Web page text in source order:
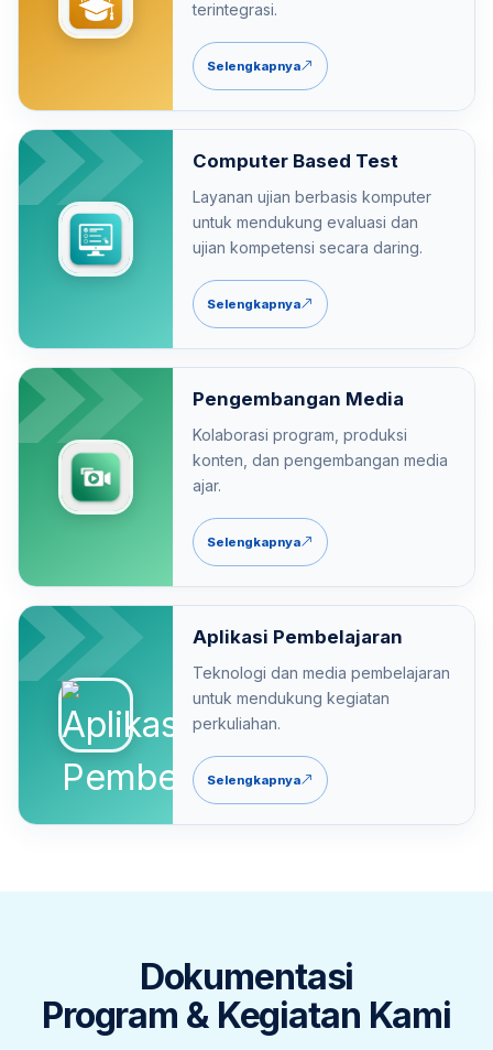
terintegrasi.
Selengkapnya
Computer Based Test
Layanan ujian berbasis komputer
untuk mendukung evaluasi dan
ujian kompetensi secara daring.
Selengkapnya
Pengembangan Media
Kolaborasi program, produksi
konten, dan pengembangan media
ajar.
Selengkapnya
Aplikasi Pembelajaran
Teknologi dan media pembelajaran
untuk mendukung kegiatan
perkuliahan.
Selengkapnya
Dokumentasi
Program & Kegiatan Kami